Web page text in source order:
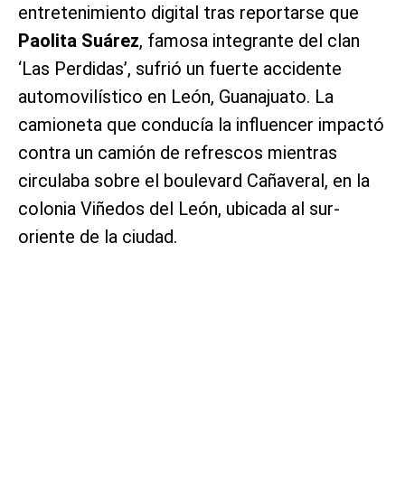
entretenimiento digital tras reportarse que
Paolita Suárez, famosa integrante del clan
‘Las Perdidas’, sufrió un fuerte accidente
automovilístico en León, Guanajuato. La
camioneta que conducía la influencer impactó
contra un camión de refrescos mientras
circulaba sobre el boulevard Cañaveral, en la
colonia Viñedos del León, ubicada al sur-
oriente de la ciudad.